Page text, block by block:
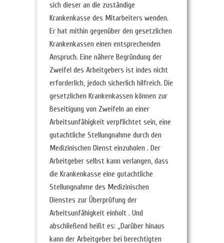
sich dieser an die zuständige
Krankenkasse des Mitarbeiters wenden.
Er hat mithin gegenüber den gesetzlichen
Krankenkassen einen entsprechenden
Anspruch. Eine nähere Begründung der
Zweifel des Arbeitgebers ist indes nicht
erforderlich, jedoch sicherlich hilfreich. Die
gesetzlichen Krankenkassen können zur
Beseitigung von Zweifeln an einer
Arbeitsunfähigkeit verpflichtet sein, eine
gutachtliche Stellungnahme durch den
Medizinischen Dienst einzuholen . Der
Arbeitgeber selbst kann verlangen, dass
die Krankenkasse eine gutachtliche
Stellungnahme des Medizinischen
Dienstes zur Überprüfung der
Arbeitsunfähigkeit einholt . Und
abschließend heißt es: „Darüber hinaus
kann der Arbeitgeber bei berechtigten